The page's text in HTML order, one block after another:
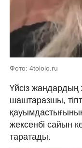
Фото: 4tololo.ru
Үйсіз жандардың
шаштаразшы,
жексенбі сайын
таратады.